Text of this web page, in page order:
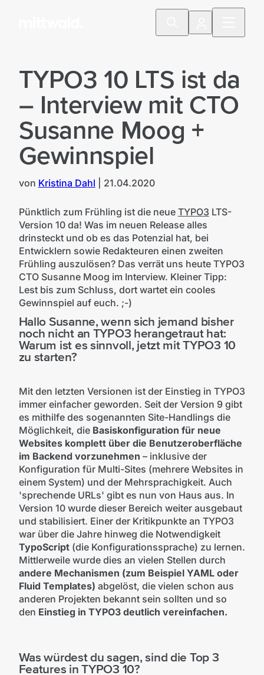
TYPO3 10 LTS ist da
– Interview mit CTO
Susanne Moog +
Gewinnspiel
von Kristina Dahl 21.04.2020
Pünktlich zum Frühling ist die neue TYPO3 LTS-
Version 10 da! Was im neuen Release alles
drinsteckt und ob es das Potenzial hat, bei
Entwicklern sowie Redakteuren einen zweiten
Frühling auszulösen? Das verrät uns heute TYPO3
CTO Susanne Moog im Interview. Kleiner Tipp:
Lest bis zum Schluss, dort wartet ein cooles
Gewinnspiel auf euch. ;-)
Hallo Susanne, wenn sich jemand bisher
noch nicht an TYPO3 herangetraut hat:
Warum ist es sinnvoll, jetzt mit TYPO3 10
zu starten?
Mit den letzten Versionen ist der Einstieg in TYPO3
immer einfacher geworden. Seit der Version 9 gibt
es mithilfe des sogenannten Site-Handlings die
Möglichkeit, die Basiskonfiguration für neue
Websites komplett über die Benutzeroberfläche
im Backend vorzunehmen – inklusive der
Konfiguration für Multi-Sites (mehrere Websites in
einem System) und der Mehrsprachigkeit. Auch
'sprechende URLs' gibt es nun von Haus aus. In
Version 10 wurde dieser Bereich weiter ausgebaut
und stabilisiert. Einer der Kritikpunkte an TYPO3
war über die Jahre hinweg die Notwendigkeit
TypoScript(die Konfigurationssprache) zu lernen.
Mittlerweile wurde dies an vielen Stellen durch
andere Mechanismen (zum Beispiel YAML oder
Fluid Templates) abgelöst, die vielen schon aus
anderen Projekten bekannt sein sollten und so
den Einstieg in TYPO3 deutlich vereinfachen.
Was würdest du sagen, sind die Top 3
Features in TYPO3 10?